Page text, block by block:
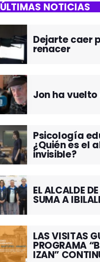
ÚLTIMAS NOTICIAS
Dejarte caer
renacer
Jon ha
Psicología
¿Quién es el
invisible?
EL ALCALDE
SUMA A
LAS VISITAS
PROGRAMA
IZAN”